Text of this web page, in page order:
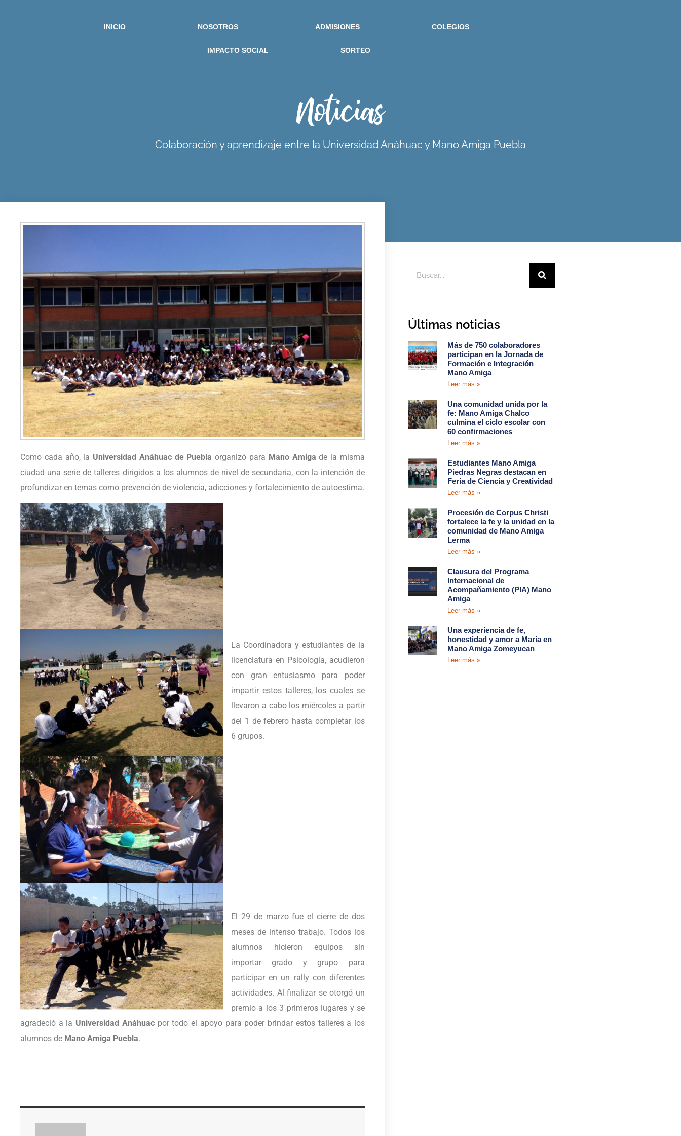
INICIO NOSOTROS ADMISIONES COLEGIOS
IMPACTO SOCIAL SORTEO
Noticias
Colaboración y aprendizaje entre la Universidad Anáhuac y Mano Amiga Puebla
Como cada año, la Universidad Anáhuac de Puebla organizó para Mano Amiga de la misma
ciudad una serie de talleres dirigidos a los alumnos de nivel de secundaria, con la intención de
profundizar en temas como prevención de violencia, adicciones y fortalecimiento de autoestima.
La Coordinadora y estudiantes de la
licenciatura en Psicología, acudieron
con gran entusiasmo para poder
impartir estos talleres, los cuales se
llevaron a cabo los miércoles a partir
del 1 de febrero hasta completar los
6 grupos.
El 29 de marzo fue el cierre de dos
meses de intenso trabajo. Todos los
alumnos hicieron equipos sin
importar grado y grupo para
participar en un rally con diferentes
actividades. Al finalizar se otorgó un
premio a los 3 primeros lugares y se
agradeció a la Universidad Anáhuacpor todo el apoyo para poder brindar estos talleres a los
alumnos de Mano Amiga Puebla.
Últimas noticias
Más de 750 colaboradores
participan en la Jornada de
Formación e Integración
Mano Amiga
Leer más »
Una comunidad unida por la
fe: Mano Amiga Chalco
culmina el ciclo escolar con
60 confirmaciones
Leer más »
Estudiantes Mano Amiga
Piedras Negras destacan en
Feria de Ciencia y Creatividad
Leer más »
Procesión de Corpus Christi
fortalece la fe y la unidad en la
comunidad de Mano Amiga
Lerma
Leer más »
Clausura del Programa
Internacional de
Acompañamiento (PIA) Mano
Amiga
Leer más »
Una experiencia de fe,
honestidad y amor a María en
Mano Amiga Zomeyucan
Leer más »